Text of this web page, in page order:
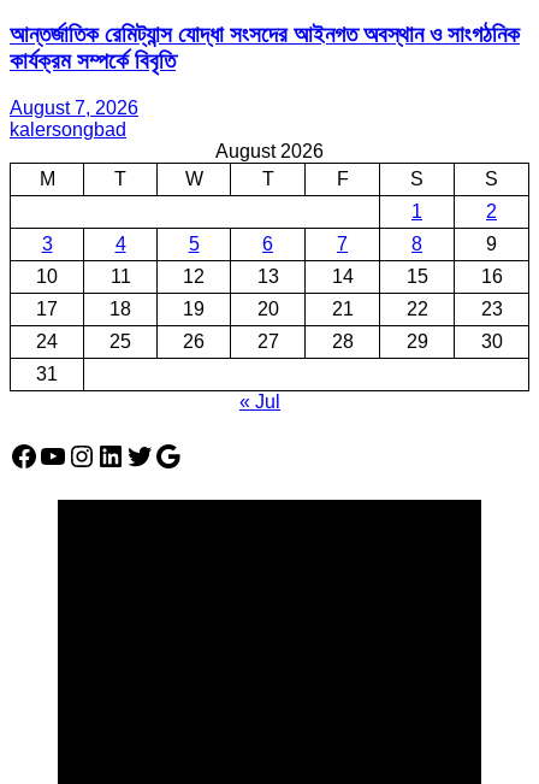
আন্তর্জাতিক রেমিট্যান্স যোদ্ধা সংসদের আইনগত অবস্থান ও সাংগঠনিক
কার্যক্রম সম্পর্কে বিবৃতি
August 7, 2026
kalersongbad
August 2026
M
T W T F S
S
1
2
3
4 5 6 7 8
9
10
11 12 13 14 15
16
17
18 19 20 21 22
23
24
25 26 27 28 29
30
31
« Jul
Facebook
YouTube
Instagram
LinkedIn
Twitter
Google